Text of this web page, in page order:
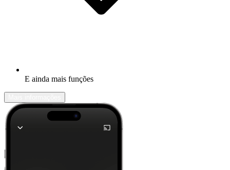
E ainda mais funções